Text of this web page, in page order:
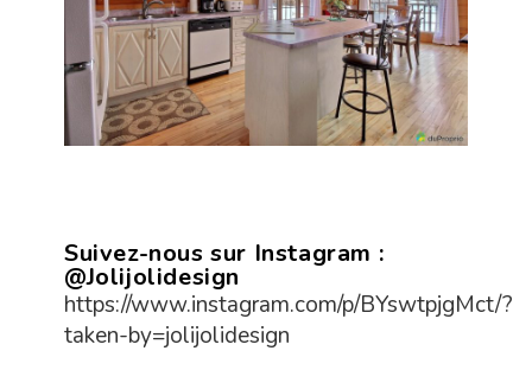
Suivez-nous sur Instagram :
@Jolijolidesign
https://www.instagram.com/p/BYswtpjgMct/?
taken-by=jolijolidesign